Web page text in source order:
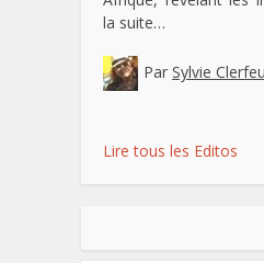
la suite…
Par Sylvie
Lire tous les Editos